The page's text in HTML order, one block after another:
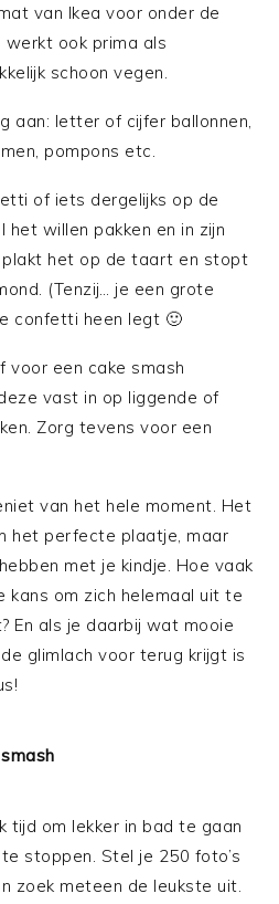
van Ikea voor onder de
werkt ook prima als
schoon vegen.
aan: letter of cijfer ballonnen,
pompons etc.
of iets dergelijks op de
het willen pakken en in zijn
plakt het op de taart en stopt
(Tenzij… je een grote
confetti heen legt 🙂
voor een cake smash
vast in op liggende of
Zorg tevens voor een
van het hele moment. Het
het perfecte plaatje, maar
met je kindje. Hoe vaak
kans om zich helemaal uit te
En als je daarbij wat mooie
glimlach voor terug krijgt is
tijd om lekker in bad te gaan
stoppen. Stel je 250 foto’s
zoek meteen de leukste uit.